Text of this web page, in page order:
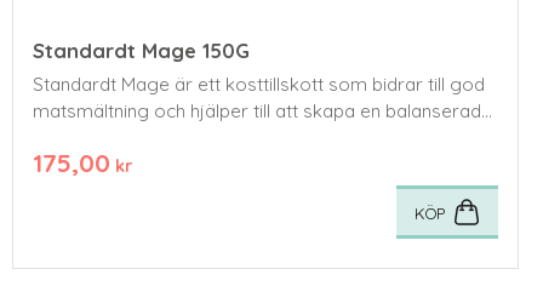
Standardt Mage 150G
Standardt Mage är ett kosttillskott som bidrar till god
matsmältning och hjälper till att skapa en balanserad
175,00 kr
KÖP